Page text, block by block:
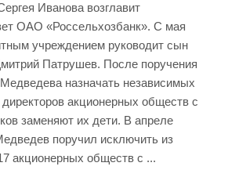
Иванова возглавит
ОАО «Россельхозбанк». С мая
учреждением руководит сын
Патрушев. После поручения
назначать независимых
акционерных обществ с
заменяют их дети. В апреле
поручил исключить из
акционерных обществ с ...